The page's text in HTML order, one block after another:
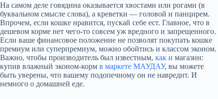
На самом деле говядина оказывается хвостами или рогами (в
буквальном смысле слова), а креветки — головой и панцирем.
Впрочем, если кошке нравится, пускай себе ест. Главное, что в
дешевом корме нет чего-то совсем уж вредного и запрещенного.
Если ваше финансовое положение не позволят покупать кошке
премиум или суперпремиум, можно обойтись и классом эконом.
Важно, чтобы производитель был известным, как и магазин:
купив влажный эконом-корм в маркете МАУДАУ, вы можете
быть уверены, что вашему подопечному он не навредит. И
немного о домашней еде.